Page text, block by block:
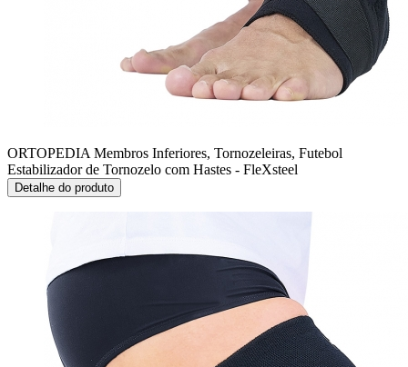
ORTOPEDIA Membros Inferiores, Tornozeleiras, Futebol
Estabilizador de Tornozelo com Hastes - FleXsteel
Detalhe do produto